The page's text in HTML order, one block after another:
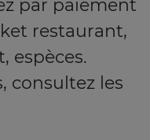
par paiement
restaurant,
espèces.
consultez les